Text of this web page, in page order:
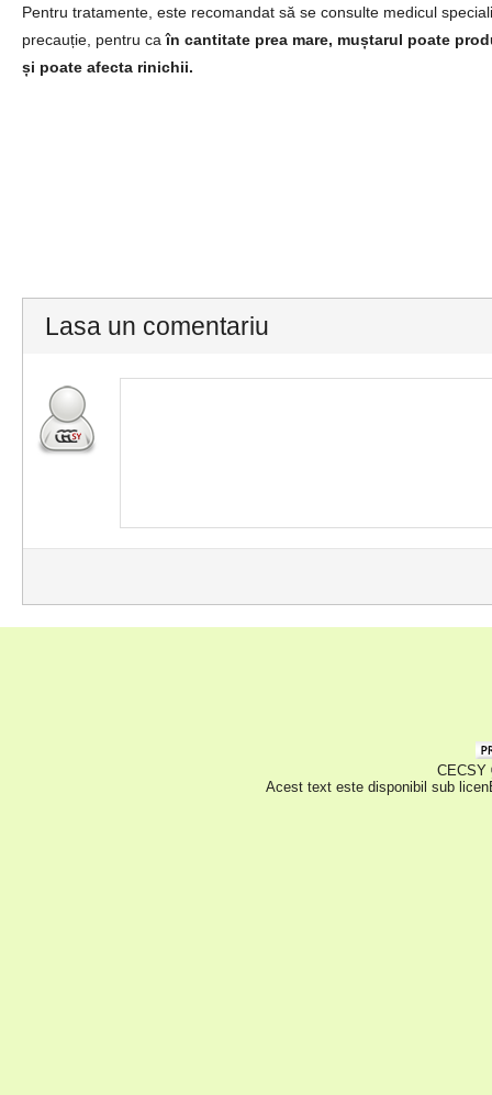
Pentru tratamente, este recomandat să se consulte medicul
precauție, pentru caîn cantitate prea mare, muștarul poate
și poate afecta rinichii.
Lasa un comentariu
CECSY
Acest text este disponibil sub